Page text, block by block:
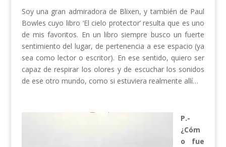
Soy una gran admiradora de Blixen, y también de Paul
Bowles cuyo libro ‘El cielo protector’ resulta que es uno
de mis favoritos. En un libro siempre busco un fuerte
sentimiento del lugar, de pertenencia a ese espacio (ya
sea como lector o escritor). En ese sentido, quiero ser
capaz de respirar los olores y de escuchar los sonidos
de ese otro mundo, como si estuviera realmente allí…
P.-
¿Cóm
o fue